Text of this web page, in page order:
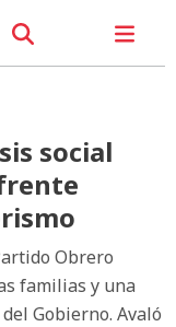
social
Obrero
familias y una
Gobierno. Avaló